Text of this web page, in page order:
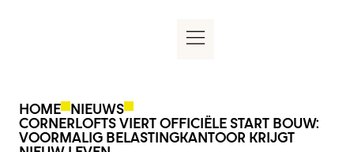
HOME NIEUWS
CORNERLOFTS VIERT OFFICIËLE START BOUW:
VOORMALIG BELASTINGKANTOOR KRIJGT